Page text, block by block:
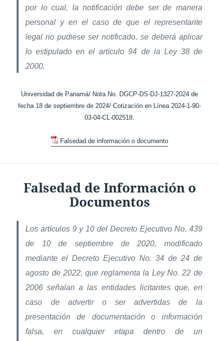
por lo cual, la notificación debe ser de manera
personal y en el caso de que el representante
legal no pudiese ser notificado, se deberá aplicar
lo estipulado en el artículo 94 de la Ley 38 de
2000.
Universidad de Panamá/ Nota No. DGCP-DS-DJ-1327-2024 de
fecha 18 de septiembre de 2024/ Cotización en Línea 2024-1-90-
03-04-CL-002518.
Falsedad de información o documento
Falsedad de Información o
Documentos
Los artículos 9 y 10 del Decreto Ejecutivo No. 439
de 10 de septiembre de 2020, modificado
mediante el Decreto Ejecutivo No. 34 de 24 de
agosto de 2022, que reglamenta la Ley No. 22 de
2006 señalan a las entidades licitantes que, en
caso de advertir o ser advertidas de la
presentación de documentación o información
falsa, en cualquier etapa dentro de un